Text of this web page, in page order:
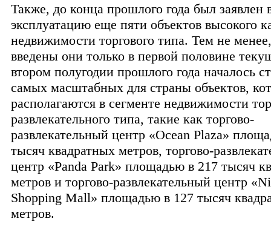
Также, до конца прошлого года был заявлен
эксплуатацию еще пяти объектов высокого
недвижимости торгового типа. Тем не
введены они только в первой половине
втором полугодии прошлого года началось
самых масштабных для страны объектов,
располагаются в сегменте недвижимости
развлекательного типа, такие как торгово-
развлекательный центр «Ocean Plaza»
тысяч квадратных метров, торгово-
центр «Panda Park» площадью в 217 тысяч
метров и торгово-развлекательный центр
Shopping Mall» площадью в 127 тысяч
метров.